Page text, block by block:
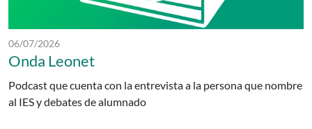
Fecha de publicación:
06/07/2026
Onda Leonet
Podcast que cuenta con la entrevista a la persona que nombre
al IES y debates de alumnado